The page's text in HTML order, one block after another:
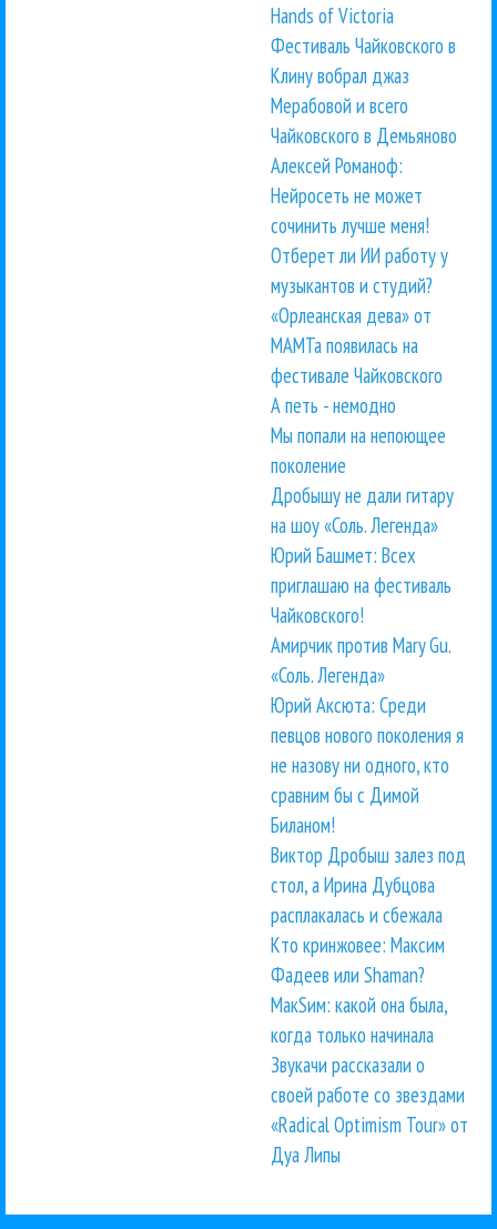
Hands of Victoria
Фестиваль Чайковского в
Клину вобрал джаз
Мерабовой и всего
Чайковского в Демьяново
Алексей Романоф:
Нейросеть не может
сочинить лучше меня!
Отберет ли ИИ работу у
музыкантов и студий?
«Орлеанская дева» от
МАМТа появилась на
фестивале Чайковского
А петь - немодно
Мы попали на непоющее
поколение
Дробышу не дали гитару
на шоу «Соль. Легенда»
Юрий Башмет: Всех
приглашаю на фестиваль
Чайковского!
Амирчик против Mary Gu.
«Соль. Легенда»
Юрий Аксюта: Среди
певцов нового поколения я
не назову ни одного, кто
сравним бы с Димой
Биланом!
Виктор Дробыш залез под
стол, а Ирина Дубцова
расплакалась и сбежала
Кто кринжовее: Максим
Фадеев или Shaman?
МакSим: какой она была,
когда только начинала
Звукачи рассказали о
своей работе со звездами
«Radical Optimism Tour» от
Дуа Липы